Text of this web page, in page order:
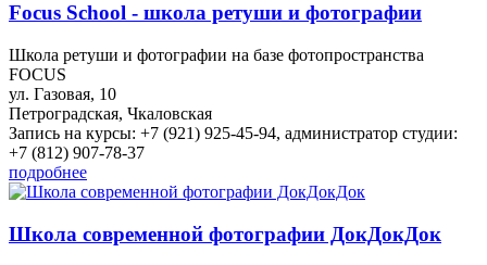
Focus School - школа ретуши и фотографии
Школа ретуши и фотографии на базе фотопространства
FOCUS
ул. Газовая, 10
Петроградская, Чкаловская
Запись на курсы: +7 (921) 925-45-94, администратор студии:
+7 (812) 907-78-37
подробнее
Школа современной фотографии ДокДокДок